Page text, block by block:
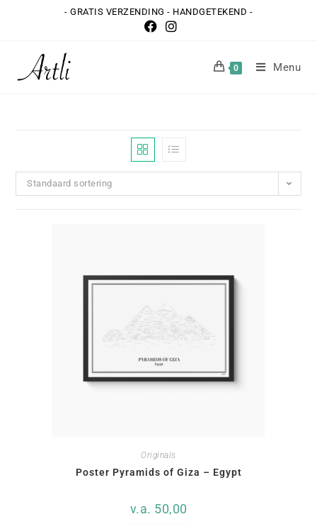
- GRATIS VERZENDING - HANDGETEKEND -
0 Menu
Standaard sortering
Originals
Poster Pyramids of Giza – Egypt
v.a. 50,00